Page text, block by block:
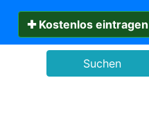
✚ Kostenlos eintragen
Suchen